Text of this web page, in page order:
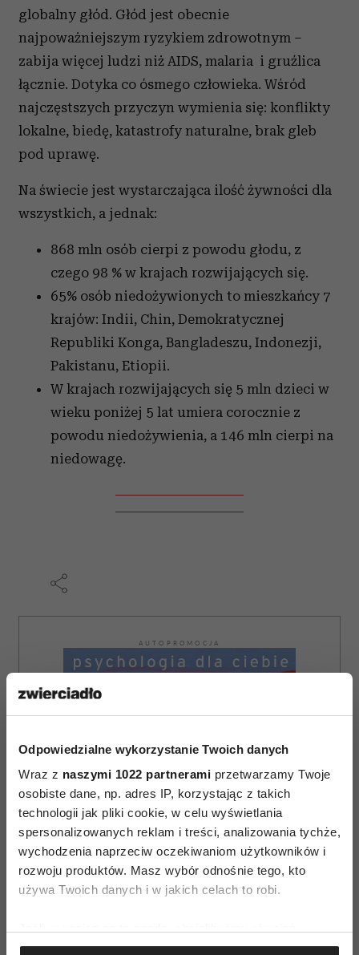
Odpowiedzialne wykorzystanie Twoich danych
Wraz z naszymi 1022 partnerami przetwarzamy Twoje
osobiste dane, np. adres IP, korzystając z takich
technologii jak pliki cookie, w celu wyświetlania
spersonalizowanych reklam i treści, analizowania tychże,
wychodzenia naprzeciw oczekiwaniom użytkowników i
rozwoju produktów. Masz wybór odnośnie tego, kto
używa Twoich danych i w jakich celach to robi.
Gromadzić dane dotyczące Twojej lokalizacji
globalny głód. Głód jest obecnie
najpoważniejszym ryzykiem zdrowotnym –
zabija więcej ludzi niż AIDS, malaria i gruźlica
łącznie. Dotyka co ósmego człowieka. Wśród
najczęstszych przyczyn wymienia się: konflikty
lokalne, biedę, katastrofy naturalne, brak gleb
pod uprawę.
Na świecie jest wystarczająca ilość żywności dla
wszystkich, a jednak:
868 mln osób cierpi z powodu głodu, z
czego 98 % w krajach rozwijających się.
65% osób niedożywionych to mieszkańcy 7
krajów: Indii, Chin, Demokratycznej
Republiki Konga, Bangladeszu, Indonezji,
Pakistanu, Etiopii.
W krajach rozwijających się 5 mln dzieci w
wieku poniżej 5 lat umiera corocznie z
powodu niedożywienia, a 146 mln cierpi na
niedowagę.
AUTOPROMOCJA